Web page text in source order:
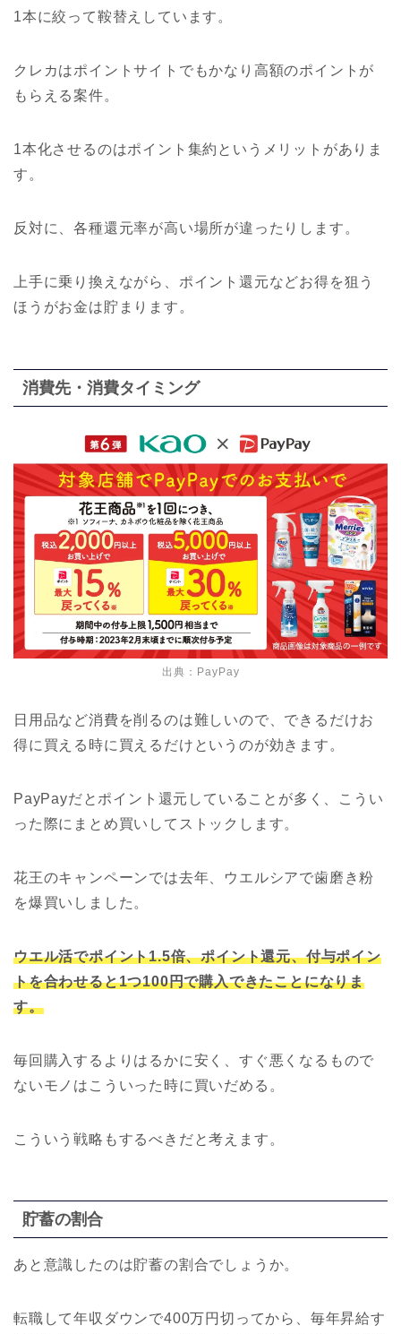
1本に絞って鞍替えしています。
クレカはポイントサイトでもかなり高額のポイントが
もらえる案件。
1本化させるのはポイント集約というメリットがありま
す。
反対に、各種還元率が高い場所が違ったりします。
上手に乗り換えながら、ポイント還元などお得を狙う
ほうがお金は貯まります。
消費先・消費タイミング
出典：PayPay
日用品など消費を削るのは難しいので、できるだけお
得に買える時に買えるだけというのが効きます。
PayPayだとポイント還元していることが多く、こうい
った際にまとめ買いしてストックします。
花王のキャンペーンでは去年、ウエルシアで歯磨き粉
を爆買いしました。
ウエル活でポイント1.5倍、ポイント還元、付与ポイン
トを合わせると1つ100円で購入できたことになりま
す。
毎回購入するよりはるかに安く、すぐ悪くなるもので
ないモノはこういった時に買いだめる。
こういう戦略もするべきだと考えます。
貯蓄の割合
あと意識したのは貯蓄の割合でしょうか。
転職して年収ダウンで400万円切ってから、毎年昇給す